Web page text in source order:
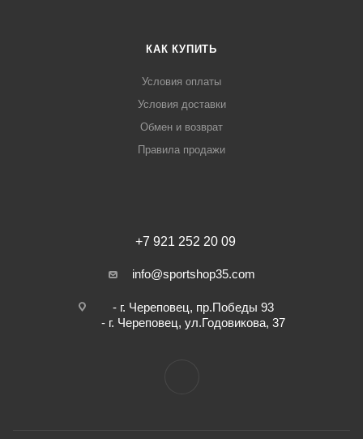
КАК КУПИТЬ
Условия оплаты
Условия доставки
Обмен и возврат
Правила продажи
+7 921 252 20 09
info@sportshop35.com
- г. Череповец, пр.Победы 93
- г. Череповец, ул.Годовикова, 37